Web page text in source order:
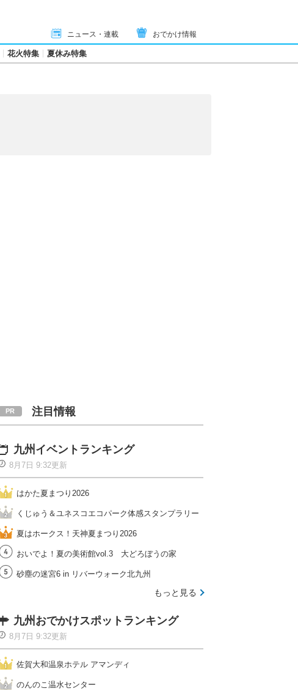
ニュース・連載 おでかけ情報
花火特集 夏休み特集
注目情報
九州イベントランキング
8月7日 9:32更新
はかた夏まつり2026
くじゅう＆ユネスコエコパーク体感スタンプラリー
夏はホークス！天神夏まつり2026
おいでよ！夏の美術館vol.3 大どろぼうの家
砂塵の迷宮6 in リバーウォーク北九州
もっと見る
九州おでかけスポットランキング
8月7日 9:32更新
佐賀大和温泉ホテル アマンディ
のんのこ温水センター